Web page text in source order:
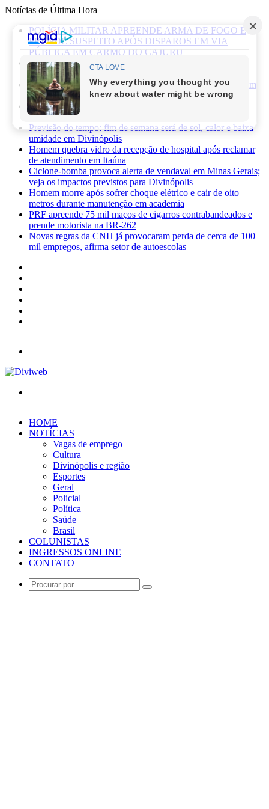
Notícias de Última Hora
POLÍCIA MILITAR APREENDE ARMA DE FOGO E
PRENDE SUSPEITO APÓS DISPAROS EM VIA
PÚBLICA EM CARMO DO CAJURU
Caminhonete furtada às margens da BR-494 é recuperada
pela Polícia Militar em Carmo da Mata
Mãe de recém-nascido abandonado em lote vago é presa em
Sabará
Três pessoas ficam feridas após ataque a facadas no bairro
Planalto, em Divinópolis
Previsão do tempo: fim de semana será de sol, calor e baixa
umidade em Divinópolis
Homem quebra vidro da recepção de hospital após reclamar
de atendimento em Itaúna
Ciclone-bomba provoca alerta de vendaval em Minas Gerais;
veja os impactos previstos para Divinópolis
Homem morre após sofrer choque elétrico e cair de oito
metros durante manutenção em academia
PRF apreende 75 mil maços de cigarros contrabandeados e
prende motorista na BR-262
Novas regras da CNH já provocaram perda de cerca de 100
mil empregos, afirma setor de autoescolas
HOME
NOTÍCIAS
Vagas de emprego
Cultura
Divinópolis e região
Esportes
Geral
Policial
Política
Saúde
Brasil
COLUNISTAS
INGRESSOS ONLINE
CONTATO
Procurar